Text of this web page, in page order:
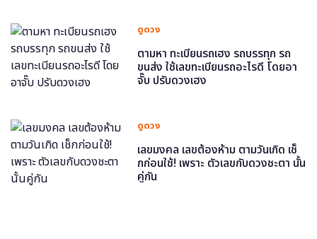
ดูดวง
ตามหา ทะเบียนรถเฮง รถบรรทุก รถ
ขนส่ง ใช้เลขทะเบียนรถอะไรดี โดยอา
จั๊บ ปรับดวงเฮง
ดูดวง
เลขมงคล เลขต้องห้าม ตามวันเกิด เช็
กก่อนใช้! เพราะ ตัวเลขกับดวงชะตา นั้น
คู่กัน